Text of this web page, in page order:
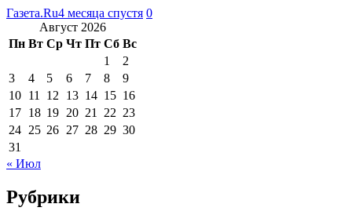
Газета.Ru4 месяца спустя 0
Август 2026
Пн Вт Ср Чт Пт Сб Вс
1
2
3
4 5 6 7 8
9
10 11 12 13 14 15 16
17 18 19 20 21 22 23
24 25 26 27 28 29 30
31
« Июл
Рубрики